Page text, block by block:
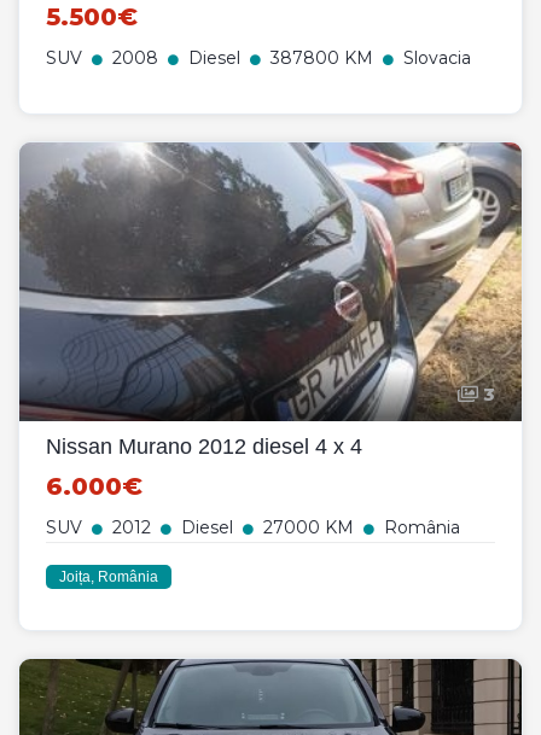
5.500€
SUV 2008 Diesel 387800 KM Slovacia
3
Nissan Murano 2012 diesel 4 x 4
6.000€
SUV 2012 Diesel 27000 KM România
Joița, România